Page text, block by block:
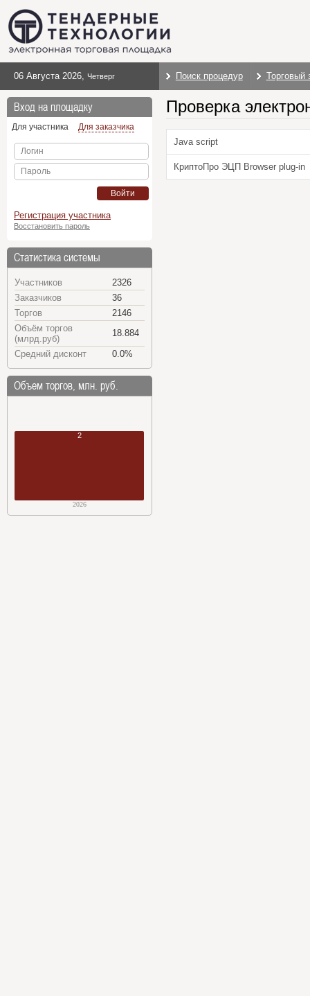
06 Августа 2026, Четверг Поиск процедур Торговый
Вход на площадку
Для участника Для заказчика
Логин
Пароль
Войти
Регистрация участника
Восстановить пароль
Статистика системы
Участников
2326
Заказчиков
36
Торгов
2146
Объём торгов
(млрд.руб)
18.884
Средний дисконт
0.0%
Объем торгов, млн. руб.
2
2026
Проверка
Java script
КриптоПро ЭЦП Browser plug-in